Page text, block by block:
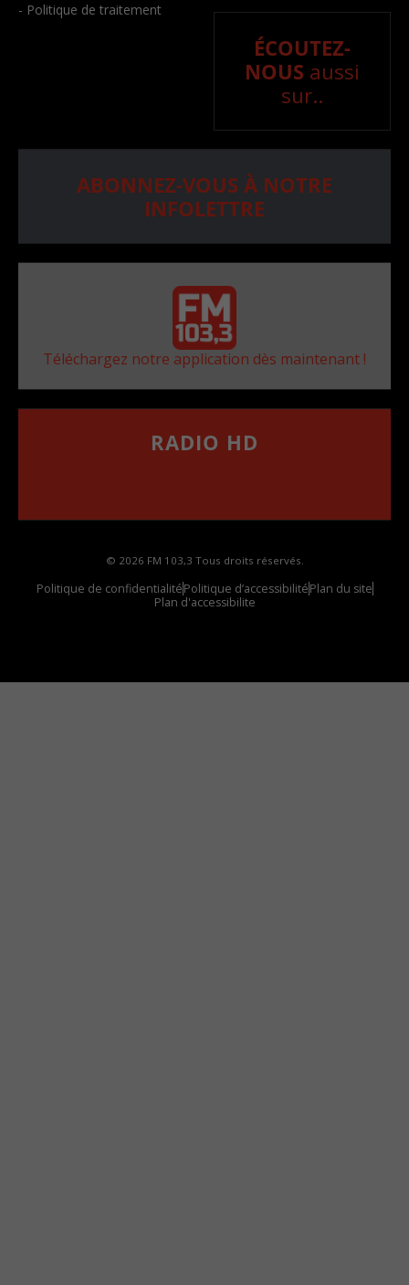
- Politique de traitement
ÉCOUTEZ-
NOUS aussi
sur..
ABONNEZ-VOUS À NOTRE
INFOLETTRE
Téléchargez notre application dès maintenant !
RADIO HD
© 2026 FM 103,3 Tous droits réservés.
Politique de confidentialitéPolitique d’accessibilitéPlan du site
Plan d'accessibilite